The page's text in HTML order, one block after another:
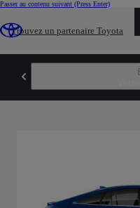
Passer au contenu suivant (Press Enter)
Trouvez un partenaire Toyota
Choisissez la